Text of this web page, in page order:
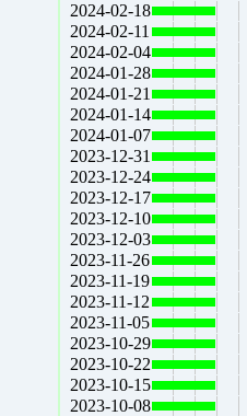
2024-02-18
2024-02-11
2024-02-04
2024-01-28
2024-01-21
2024-01-14
2024-01-07
2023-12-31
2023-12-24
2023-12-17
2023-12-10
2023-12-03
2023-11-26
2023-11-19
2023-11-12
2023-11-05
2023-10-29
2023-10-22
2023-10-15
2023-10-08